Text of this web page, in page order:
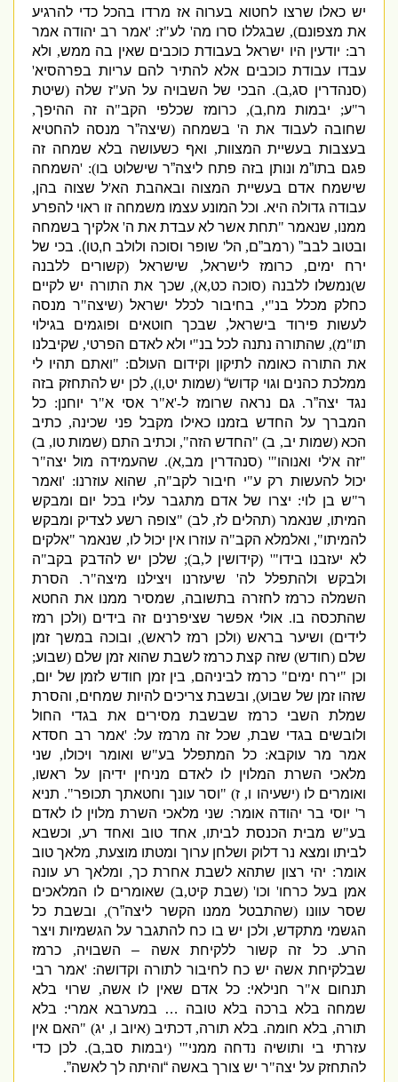
יש כאלו שרצו לחטוא בערוה אז מרדו בהכל כדי להרגיע
את מצפונם),שבגללו סרו מה'לע"ז: 'אמר רב יהודה אמר
רב:יודעין היו ישראל בעבודת כוכבים שאין בה ממש,ולא
עבדו עבודת כוכבים אלא להתיר להם עריות בפרהסיא'
סנהדרין סג,ב).הבכי של השבויה על הע"ז שלה(שיטת
ע;יבמות מח,ב),כרומז שכלפי הקב"ה זה ההיפך,
שחובה לעבוד את ה 'בשמחה(שיצה”ר מנסה להחטיא
בעצבות בעשיית המצוות,ואף כשעושה בלא שמחה זה
פגם בתו”מ ונותן בזה פתח ליצה”ר שישלוט בו ): 'השמחה
שישמח אדם בעשיית המצוה ובאהבת הא'ל שצוה בהן,
עבודה גדולה היא.וכל המונע עצמו משמחה זו ראוי להפרע
ממנו,שנאמר"תחת אשר לא עבדת את ה' אלקיך בשמחה
ובטוב לבב”(רמב”ם,הל'שופר וסוכה ולולבח טו)
.בכי של
ירח ימים,כרומז לישראל,שישראל(
קשורים ללבנה
)נמשלו ללבנה(סוכה כט,א),שכך את התורה יש לקיים
כחלק מכלל בנ"י,בחיבור לכלל ישראל(שיצה"ר מנסה
לעשות פירוד בישראל,שבכך חוטאים ופוגמים בגילוי
"מ),שהתורה נתנה לכל בנ "י ולא לאדם הפרטי,שקיבלנו
את התורה כאומה לתיקון וקידום העולם: "ואתם תהיו לי
ממלכת כהנים וגוי קדוש“(שמות יט ,ו),לכן יש להתחזק בזה
נגד יצה”ר.גם נראה שרומז ל -'א"ר אסי א "ר יוחנן:כל
המברך על החדש בזמנו כאילו מקבל פני שכינה,כתיב
הכא(שמות יב ,ב ) "החדש הזה",וכתיב התם(שמות טו ,ב
זה א לי ואנוהו"' (סנהדרין מב,א).שהעמידה מול יצה"ר
יכול להעשות רק ע "י חיבור לקב"ה,שהוא עוזרנו: 'ואמר
ש בן לוי:יצרו של אדם מתגבר עליו בכל יום ומבקש
המיתו,שנאמר(תהלים לז ,לב)
"צופה רשע לצדיק ומבקש
להמיתו",ואלמלא הקב"ה עוזרו אין יכול לו ,שנאמר"אלקים
לא יעזבנו בידו"' (קידושין ל ב);שלכן יש להדבק בקב"ה
ולבקש ולהתפלל לה'שיעזרנו ויצילנו מיצה"ר.הסרת
השמלה כרמז לחזרה בתשובה,שמסיר ממנו את החטא
שהתכסה בו .אולי אפשר שציפרנים זה בידים(ולכן רמז
לידים)ושיער בראש(ולכן רמז לראש),ובוכה במשך זמן
שלם(חודש)שזה קצת כרמז לשבת שהוא זמן שלם(שבוע;
וכן"ירח ימים"כרמז לביניהם,בין זמן חודש לזמן של יום,
שזהו זמן של שבוע),ובשבת צריכים להיות שמחים,והסרת
שמלת השבי כרמז שבשבת מסירים את בגדי החול
ולובשים בגדי שבת,שכל זה מרמז על: 'אמר רב חסדא
אמר מר עוקבא:כל המתפלל בע"ש ואומר ויכולו,שני
מלאכי השרת המלוין לו לאדם מניחין ידיהן על ראשו,
ואומרים לו(ישעיהו ו, ז)
"וסר עונך וחטאתך תכופר".תניא
יוסי בר יהודה אומר:שני מלאכי השרת מלוין לו לאדם
בע"ש מבית הכנסת לביתו,אחד טוב ואחד רע,וכשבא
לביתו ומצא נר דלוק ושלחן ערוך ומטתו מוצעת,מלאך טוב
אומר:יהי רצון שתהא לשבת אחרת כך,ומלאך רע עונה
אמן בעל כרחו'וכו ' (שבת קיט,ב)שאומרים לו המלאכים
שסר עוונו(שהתבטל ממנו הקשר ליצה”ר),ובשבת כל
הגשמי מתקדש,ולכן יש בו כח להתגבר על הגשמיות ויצר
הרע.כל זה קשור ללקיחת אשה – השבויה,כרמז
שבלקיחת אשה יש כח לחיבור לתורה וקדושה: 'אמר רבי
תנחום א "ר חנילאי:כל אדם שאין לו אשה,שרוי בלא
שמחה בלא ברכה בלא טובה … במערבא אמרי:בלא
תורה,בלא חומה.בלא תורה,דכתיב(איוב ו, יג )
"האם אין
עזרתי בי ותושיה נדחה ממני"' (יבמות סב,ב).לכן כדי
להתחזק על יצה"ר יש צורך באשה “והיתה לך לאשה”.